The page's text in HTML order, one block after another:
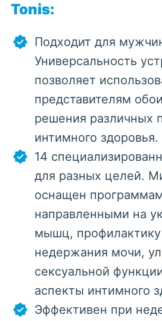
Tonis:
Подходит для
Универсальность
позволяет
представителям
решения различных
интимного здоровья.
14
для разных целей.
оснащен
направленными на
мышц,
недержания мочи,
сексуальной
аспекты интимного
Эффективен при